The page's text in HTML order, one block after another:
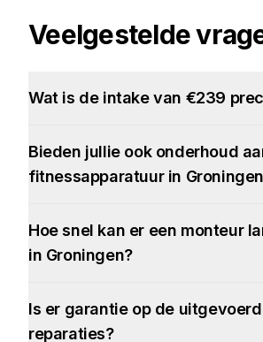
Veelgestelde
Wat is de intake van €239
Bieden jullie ook onderhoud
fitnessapparatuur in
Hoe snel kan er een monteur
in Groningen?
Is er garantie op de
reparaties?